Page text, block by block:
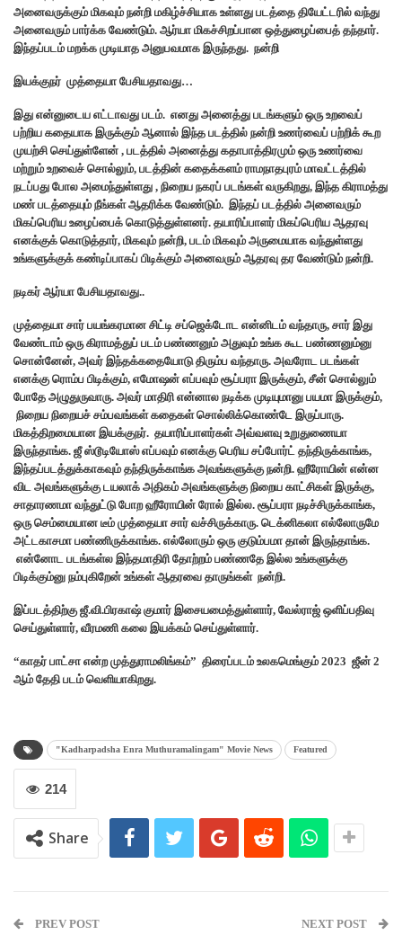
அனைவருக்கும் மிகவும் நன்றி மகிழ்ச்சியாக உள்ளது படத்தை தியேட்டரில் வந்து
அனைவரும் பார்க்க வேண்டும். ஆர்யா மிகச்சிறப்பான ஒத்துழைப்பைத் தந்தார்.
இந்தப்படம் மறக்க முடியாத அனுபவமாக இருந்தது. நன்றி
இயக்குநர் முத்தையா பேசியதாவது…
இது என்னுடைய எட்டாவது படம். எனது அனைத்து படங்களும் ஒரு உறவைப்
பற்றிய கதையாக இருக்கும் ஆனால் இந்த படத்தில் நன்றி உணர்வைப் பற்றிக் கூற
முயற்சி செய்துள்ளேன் , படத்தில் அனைத்து கதாபாத்திரமும் ஒரு உணர்வை
மற்றும் உறவைச் சொல்லும், படத்தின் கதைக்களம் ராமநாதபுரம் மாவட்டத்தில்
நடப்பது போல அமைந்துள்ளது , நிறைய நகரப் படங்கள் வருகிறது, இந்த கிராமத்து
மண் படத்தையும் நீங்கள் ஆதரிக்க வேண்டும். இந்தப் படத்தில் அனைவரும்
மிகப்பெரிய உழைப்பைக் கொடுத்துள்ளனர். தயாரிப்பாளர் மிகப்பெரிய ஆதரவு
எனக்குக் கொடுத்தார், மிகவும் நன்றி, படம் மிகவும் அருமையாக வந்துள்ளது
உங்களுக்குக் கண்டிப்பாகப் பிடிக்கும் அனைவரும் ஆதரவு தர வேண்டும் நன்றி.
நடிகர் ஆர்யா பேசியதாவது..
முத்தையா சார் பயங்கரமான சிட்டி சப்ஜெக்டோட என்னிடம் வந்தாரு, சார் இது
வேண்டாம் ஒரு கிராமத்துப் படம் பண்ணனும் அதுவும் உங்க கூட பண்ணனும்னு
சொன்னேன், அவர் இந்தக்கதையோடு திரும்ப வந்தாரு. அவரோட படங்கள்
எனக்கு ரொம்ப பிடிக்கும், எமோஷன் எப்பவும் சூப்பரா இருக்கும், சீன் சொல்லும்
போதே அழுதுருவாரு. அவர் மாதிரி என்னால நடிக்க முடியுமானு பயமா இருக்கும்,
நிறைய நிறையச் சம்பவங்கள் கதைகள் சொல்லிக்கொண்டே இருப்பாரு.
மிகத்திறமையான இயக்குநர். தயாரிப்பாளர்கள் அவ்வளவு உறுதுணையா
இருந்தாங்க. ஜீ ஸ்டூடியோஸ் எப்பவும் எனக்கு பெரிய சப்போர்ட் தந்திருக்காங்க,
இந்தப்படத்துக்காகவும் தந்திருக்காங்க அவங்களுக்கு நன்றி. ஹீரோயின் என்ன
விட அவங்களுக்கு டயலாக் அதிகம் அவங்களுக்கு நிறைய காட்சிகள் இருக்கு,
சாதாரணமா வந்துட்டு போற ஹீரோயின் ரோல் இல்ல. சூப்பரா நடிச்சிருக்காங்க,
ஒரு செம்மையான டீம் முத்தையா சார் வச்சிருக்காரு. டெக்னிகலா எல்லோருமே
அட்டகாசமா பண்ணிருக்காங்க. எல்லோரும் ஒரு குடும்பமா தான் இருந்தாங்க.
என்னோட படங்கள்ல இந்தமாதிரி தோற்றம் பண்ணதே இல்ல உங்களுக்கு
பிடிக்கும்னு நம்புகிறேன் உங்கள் ஆதரவை தாருங்கள் நன்றி.
இப்படத்திற்கு ஜீ.வி.பிரகாஷ் குமார் இசையமைத்துள்ளார், வேல்ராஜ் ஒளிப்பதிவு
செய்துள்ளார், வீரமணி கலை இயக்கம் செய்துள்ளார்.
“காதர் பாட்சா என்ற முத்துராமலிங்கம்” திரைப்படம் உலகமெங்கும் 2023 ஜீன் 2
ஆம் தேதி படம் வெளியாகிறது.
"Kadharpadsha Enra Muthuramalingam" Movie News Featured
214
Share
PREV POST NEXT POST